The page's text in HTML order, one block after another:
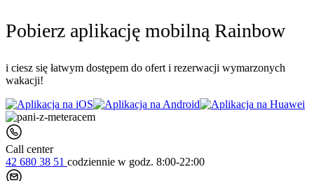
Pobierz aplikację mobilną Rainbow
i ciesz się łatwym dostępem do ofert i rezerwacji wymarzonych
wakacji!
Call center
42 680 38 51 codziennie w godz. 8:00-22:00